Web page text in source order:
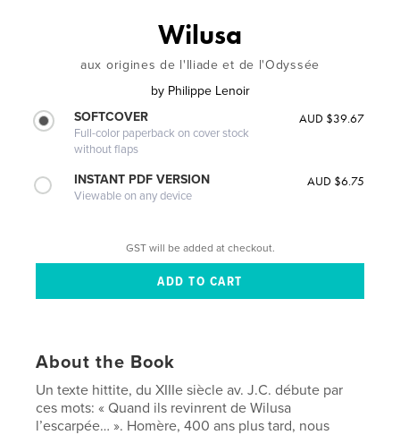
Wilusa
aux origines de l'Iliade et de l'Odyssée
by Philippe Lenoir
SOFTCOVER
Full-color paperback on cover stock
without flaps
AUD $39.67
INSTANT PDF VERSION
Viewable on any device
AUD $6.75
GST will be added at checkout.
About the Book
Un texte hittite, du XIIIe siècle av. J.C. débute par
ces mots: « Quand ils revinrent de Wilusa
l’escarpée… ». Homère, 400 ans plus tard, nous